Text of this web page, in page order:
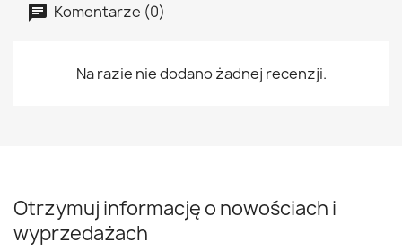
Komentarze (0)
Na razie nie dodano żadnej recenzji.
Otrzymuj informację o nowościach i
wyprzedażach